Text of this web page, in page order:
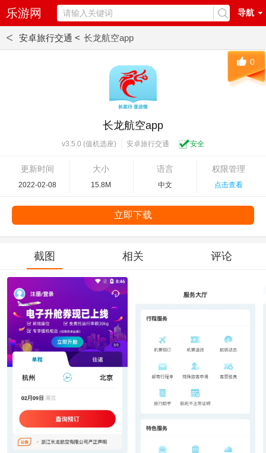
乐游网 导航
< 安卓旅行交通 < 长龙航空app
长龙航空app
v3.5.0 (值机选座) 安卓旅行交通 安全
更新时间
2022-02-08
大小
15.8M
语言
中文
权限管理
点击查看
0
立即下载
截图 相关 评论